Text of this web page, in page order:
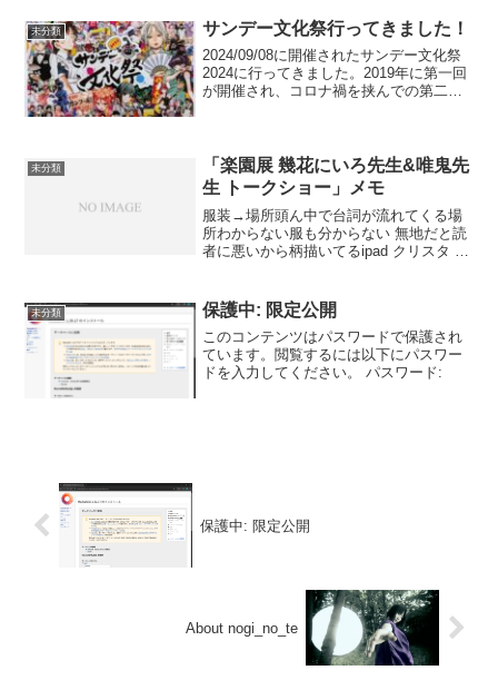
し、、、なんかもったいないWordPress
入れ...
未分類 サンデー文化祭行ってきました！
2024/09/08に開催されたサンデー文化祭
2024に行ってきました。2019年に第一回
が開催され、コロナ禍を挟んでの第二回
でした...
未分類
「楽園展 幾花にいろ先生&唯鬼先
生 トークショー」メモ
服装→場所頭ん中で台詞が流れてくる場
所わからない服も分からない 無地だと読
者に悪いから柄描いてるipad クリスタ パ
じいさん（飯田さん）が来ていたもとも
とまんが描...
未分類 保護中: 限定公開
このコンテンツはパスワードで保護され
ています。閲覧するには以下にパスワー
ドを入力してください。 パスワード:
保護中: 限定公開
About nogi_no_te